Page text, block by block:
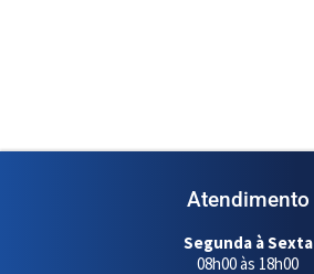
Atendimento
Segunda à Sexta
08h00 às 18h00